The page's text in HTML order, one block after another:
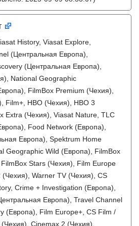
History, Viasat Explore,
(Центральная Европа),
(Центральная Европа),
National Geographic
FilmBox Premium (Чехия),
Film+, HBO (Чехия), HBO 3
Extra (Чехия), Viasat Nature, TLC
Food Network (Европа),
Европа), Spektrum Home
Geographic Wild (Европа), FilmBox
Stars (Чехия), Film Europe
(Чехия), Warner TV (Чехия), CS
Crime + Investigation (Европа),
Европа), Travel Channel
(Европа), Film Europe+, CS Film /
Cinemax 2 (Чехия),